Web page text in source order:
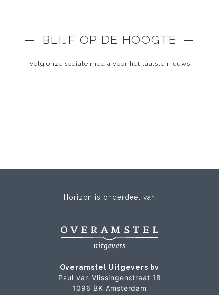
─ BLIJF OP DE HOOGTE ─
Volg onze sociale media voor het laatste nieuws
Horizon is onderdeel van
Overamstel Uitgevers bv
Paul van Vlissingenstraat 18
1096 BK Amsterdam